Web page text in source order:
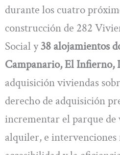
durante los cuatro
construcción de 282
Social y38 alojamientos
Campanario, El Infierno,
adquisición viviendas
derecho de adquisición
incrementar el parque
alquiler, e intervenciones